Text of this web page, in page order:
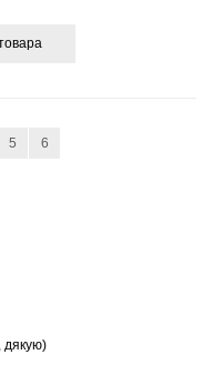
5 6
дякую)